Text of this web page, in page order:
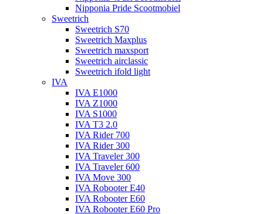
Nipponia Pride Scootmobiel
Sweetrich
Sweetrich S70
Sweetrich Maxplus
Sweetrich maxsport
Sweetrich airclassic
Sweetrich ifold light
IVA
IVA E1000
IVA Z1000
IVA S1000
IVA T3 2.0
IVA Rider 700
IVA Rider 300
IVA Traveler 300
IVA Traveler 600
IVA Move 300
IVA Robooter E40
IVA Robooter E60
IVA Robooter E60 Pro